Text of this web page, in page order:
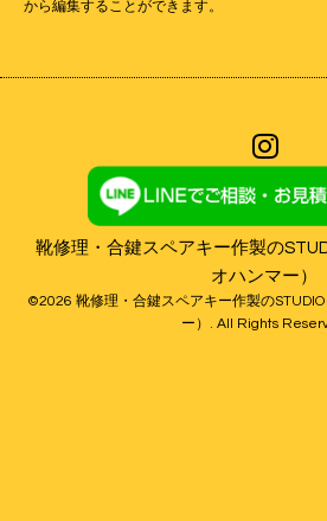
から編集することができます。
靴修理・合鍵スペアキー作製の
オハンマー）
©2026 靴修理・合鍵スペアキー作製の
ー）
. All Rights